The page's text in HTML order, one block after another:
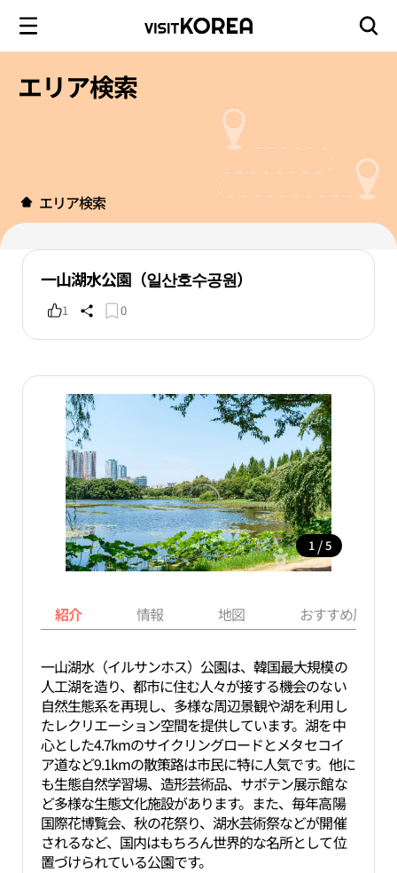
エリア検索
エリア検索
一山湖水公園（일산호수공원）
1 0
1 / 5
紹介 情報 地図 おすすめ周辺
一山湖水（イルサンホス）公園は、韓国最大規模の
人工湖を造り、都市に住む人々が接する機会のない
自然生態系を再現し、多様な周辺景観や湖を利用し
たレクリエーション空間を提供しています。湖を中
心とした4.7kmのサイクリングロードとメタセコイ
ア道など9.1kmの散策路は市民に特に人気です。他に
も生態自然学習場、造形芸術品、サボテン展示館な
ど多様な生態文化施設があります。また、毎年高陽
国際花博覧会、秋の花祭り、湖水芸術祭などが開催
されるなど、国内はもちろん世界的な名所として位
置づけられている公園です。